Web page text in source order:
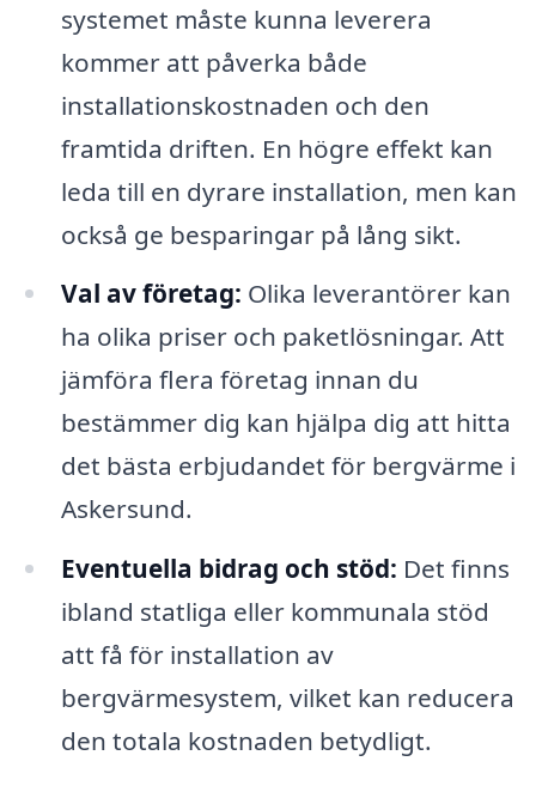
systemet måste kunna leverera
kommer att påverka både
installationskostnaden och den
framtida driften. En högre effekt kan
leda till en dyrare installation, men kan
också ge besparingar på lång sikt.
Val av företag: Olika leverantörer kan
ha olika priser och paketlösningar. Att
jämföra flera företag innan du
bestämmer dig kan hjälpa dig att hitta
det bästa erbjudandet för bergvärme i
Askersund.
Eventuella bidrag och stöd: Det finns
ibland statliga eller kommunala stöd
att få för installation av
bergvärmesystem, vilket kan reducera
den totala kostnaden betydligt.